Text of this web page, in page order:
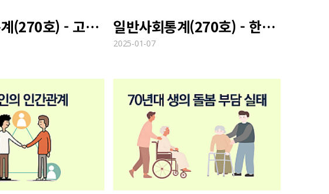
일반사회통계(270호) - 고령노인의 연금 수령 실태 일반사회통계(270호) - 한국인의 2024년 한 해 평가
2025-01-07